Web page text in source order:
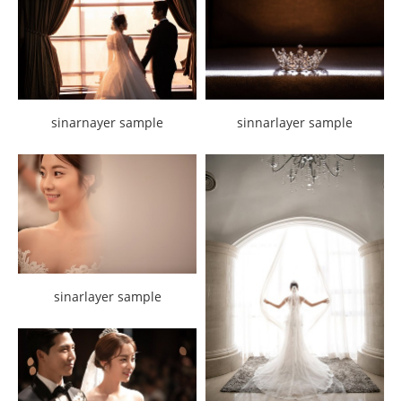
sinarnayer sample sinnarlayer sample
sinarlayer sample